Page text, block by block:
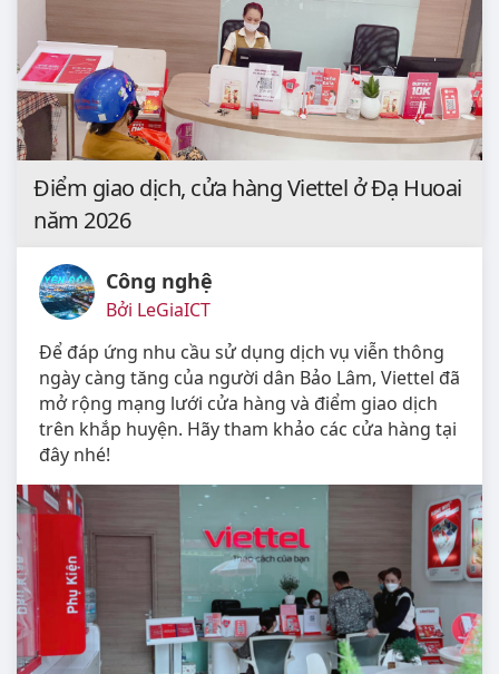
Điểm giao dịch, cửa hàng Viettel ở Đạ Huoai
năm 2026
Công nghệ
Bởi LeGiaICT
Để đáp ứng nhu cầu sử dụng dịch vụ viễn thông
ngày càng tăng của người dân Bảo Lâm, Viettel đã
mở rộng mạng lưới cửa hàng và điểm giao dịch
trên khắp huyện. Hãy tham khảo các cửa hàng tại
đây nhé!